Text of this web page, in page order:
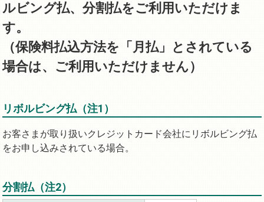
ルビング払、分割払をご利用いただけま
す。
（保険料払込方法を「月払」とされている
場合は、ご利用いただけません）
リボルビング払（注1）
お客さまが取り扱いクレジットカード会社にリボルビング払
をお申し込みされている場合。
分割払（注2）